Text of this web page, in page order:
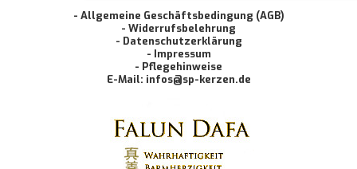
- Allgemeine Geschäftsbedingung (AGB)
- Widerrufsbelehrung
- Datenschutzerklärung
- Impressum
- Pflegehinweise
E-Mail: infos@sp-kerzen.de